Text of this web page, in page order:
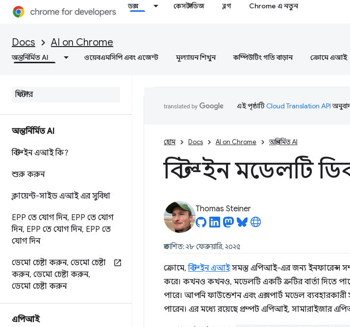
ডক্স কেস স্টাডিজ ব্লগ Chrome এ নতুন
Docs AI on Chrome
অন্তর্নির্মিত AI ওয়েবএমসিপি এবং এজেন্ট মূল্যায়ন শিখুন কম্পিউটিং গতি বাড়ান ক্রোমে এআই
অন্তর্নির্মিত AI
বিল্ট-ইন এআই কি?
শুরু করুন
ক্লায়েন্ট-সাইড এআই এর সুবিধা
EPP তে যোগ দিন, EPP তে যোগ
দিন, EPP তে যোগ দিন, EPP তে
যোগ দিন
ডেমো চেষ্টা করুন, ডেমো চেষ্টা
করুন, ডেমো চেষ্টা করুন,
ডেমো চেষ্টা করুন
এপিআই
এই পৃষ্ঠাটিCloud Translation API
হোম Docs AI on Chrome অন্তর্নির্মিত AI
বিল্ট-ইন মডেলটি
Thomas Steiner
প্রকাশিত: ২৮ ফেব্রুয়ারি, ২০২৫
ক্রোমে,বিল্ট-ইন এআইসমস্ত এপিআই-এর জন্য ইনফারেন্স
করে। কখনও কখনও, মডেলটি একটি ত্রুটির বার্তা দিতে
পারে। আপনি ফাউন্ডেশন এবং এক্সপার্ট মডেল ব্যবহারকারী
পারেন। এর মধ্যে রয়েছে প্রম্পট এপিআই, সামারাইজার